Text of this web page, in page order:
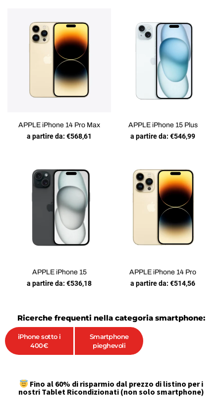
APPLE iPhone 14 Pro Max
a partire da: €568,61
APPLE iPhone 15 Plus
a partire da: €546,99
APPLE iPhone 15
a partire da: €536,18
APPLE iPhone 14 Pro
a partire da: €514,56
Ricerche frequenti nella categoria smartphone:
iPhone sotto i
400€
Smartphone
pieghevoli
Fino al 60% di risparmio dal prezzo di listino per i
nostri Tablet Ricondizionati (non solo smartphone)